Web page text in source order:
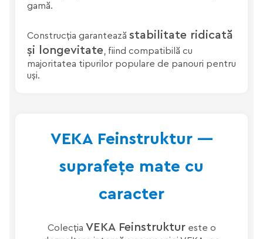
gamă.
Construcția garantează stabilitate ridicată
și longevitate , fiind compatibilă cu
majoritatea tipurilor populare de panouri pentru
uși.
VEKA Feinstruktur —
suprafețe mate cu
caracter
Colecția VEKA Feinstruktureste o